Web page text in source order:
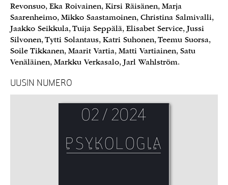
Revonsuo, Eka Roivainen, Kirsi Räisänen, Marja
Saarenheimo, Mikko Saastamoinen, Christina Salmivalli,
Jaakko Seikkula, Tuija Seppälä, Elisabet Service, Jussi
Silvonen, Tytti Solantaus, Katri Suhonen, Teemu Suorsa,
Soile Tikkanen, Maarit Vartia, Matti Vartiainen, Satu
Venäläinen, Markku Verkasalo, Jarl Wahlström.
UUSIN NUMERO